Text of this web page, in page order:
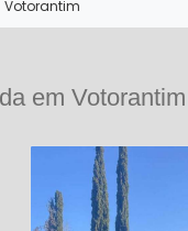
Votorantim
em Votorantim